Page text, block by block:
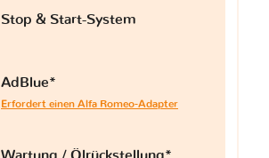
Stop & Start-System
AdBlue*
Erfordert einen Alfa Romeo-Adapter